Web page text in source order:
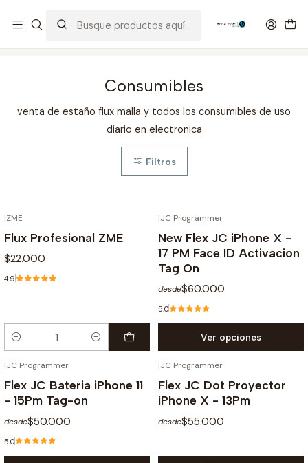
Consumibles
venta de estaño flux malla y todos los consumibles de uso
diario en electronica
Filtros
|ZME
Flux Profesional ZME
$22.000
4.9
Cantidad
|JC Programmer
New Flex JC iPhone X -
17 PM Face ID Activacion
Tag On
desde$60.000
5.0
Ver opciones
|JC Programmer
Flex JC Bateria iPhone 11
- 15Pm Tag-on
desde$50.000
5.0
|JC Programmer
Flex JC Dot Proyector
iPhone X - 13Pm
desde$55.000